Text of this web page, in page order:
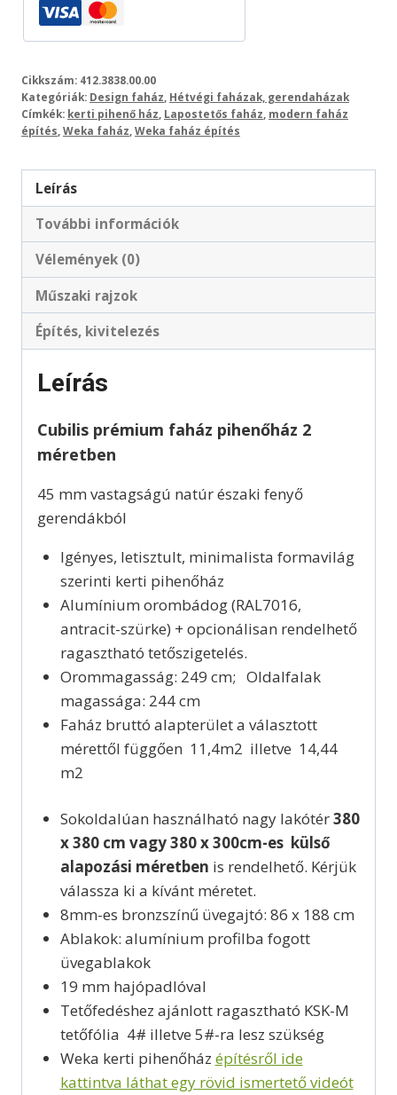
Cikkszám: 412.3838.00.00
Kategóriák: Design faház, Hétvégi faházak, gerendaházak
Címkék: kerti pihenő ház, Lapostetős faház, modern faház
építés,Weka faház,Weka faház építés
Leírás
További információk
Vélemények (0)
Műszaki rajzok
Építés, kivitelezés
Leírás
Cubilis prémium faház pihenőház 2
méretben
45 mm vastagságú natúr északi fenyő
gerendákból
Igényes, letisztult, minimalista formavilág
szerinti kerti pihenőház
Alumínium orombádog (RAL7016,
antracit-szürke) + opcionálisan rendelhető
ragasztható tetőszigetelés.
Orommagasság: 249 cm; Oldalfalak
magassága: 244 cm
Faház bruttó alapterület a választott
mérettől függően 11,4m2 illetve 14,44
m2
Sokoldalúan használható nagy lakótér380
x 380 cm vagy 380 x 300cm-es külső
alapozási méretben is rendelhető. Kérjük
válassza ki a kívánt méretet.
8mm-es bronzszínű üvegajtó: 86 x 188 cm
Ablakok: alumínium profilba fogott
üvegablakok
19 mm hajópadlóval
Tetőfedéshez ajánlott ragasztható KSK-M
tetőfólia 4# illetve 5#-ra lesz szükség
Weka kerti pihenőház építésről ide
kattintva láthat egy rövid ismertető videót